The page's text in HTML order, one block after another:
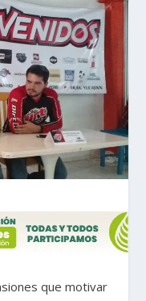
que motivar